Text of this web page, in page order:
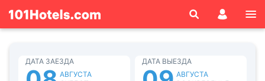
ДАТА ЗАЕЗДА
АВГУСТА
ДАТА ВЫЕЗДА
АВГУСТА